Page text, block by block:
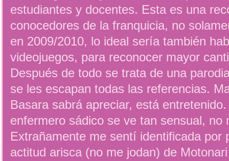
estudiantes y docentes. Esta es una
conocedores de la franquicia, no
en 2009/2010, lo ideal sería también
videojuegos, para reconocer mayor
Después de todo se trata de una
se les escapan todas las referencias.
Basara sabrá apreciar, está
enfermero sádico se ve tan sensual, no
Extrañamente me sentí identificada por
actitud arisca (no me jodan) de